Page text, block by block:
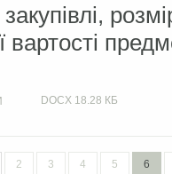
вартості
DOCX 18.28 КБ
2 3 4 5 6